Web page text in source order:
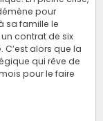
pour
sa famille le
contrat de six
alors que la
qui rêve de
pour le faire